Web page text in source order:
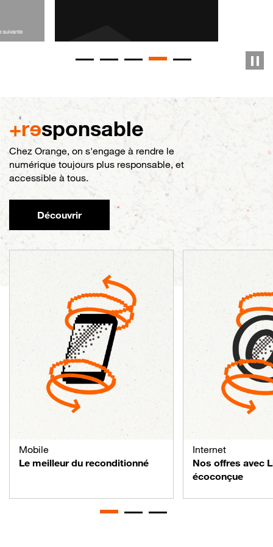
+responsable
Chez Orange, on s'engage à rendre le
numérique toujours plus responsable, et
accessible à tous.
Découvrir
Mobile
Le meilleur du reconditionné
Internet
Nos offres avec
écoconçue